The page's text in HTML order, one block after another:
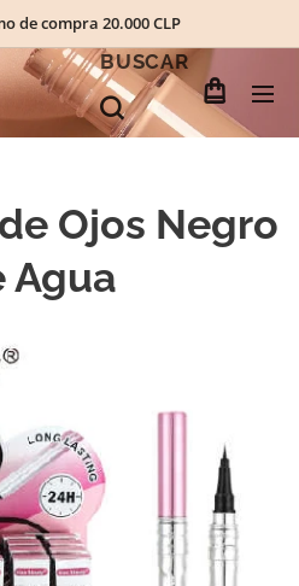
de compra 20.000 CLP
BUSCAR
Ojos Negro
Agua